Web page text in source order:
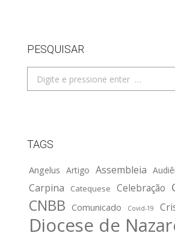
PESQUISAR
Search:
TAGS
Angelus Artigo Assembleia
Carpina Catequese Celebração
CNBB Comunicado Covid-19
Diocese de